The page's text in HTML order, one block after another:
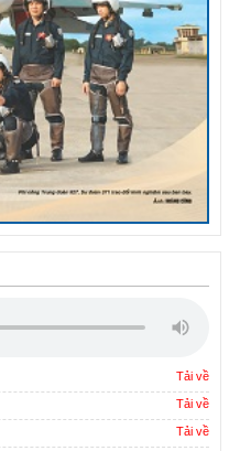
Tải về
Tải về
Tải về